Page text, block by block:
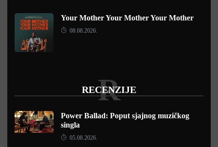
Your Mother Your Mother Your Mother
08.08.2026.
RECENZIJE
R
Power Ballad: Poput sjajnog muzičkog
singla
05.08.2026.